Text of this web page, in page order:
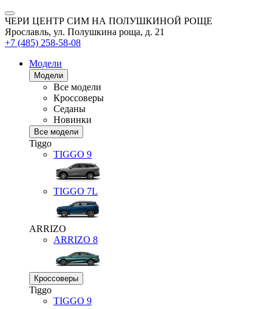
ЧЕРИ ЦЕНТР СИМ НА ПОЛУШКИНОЙ РОЩЕ
Ярославль, ул. Полушкина роща, д. 21
+7 (485) 258-58-08
Модели
Модели
Все модели
Кроссоверы
Седаны
Новинки
Все модели
Tiggo
TIGGO 9
TIGGO 7L
ARRIZO
ARRIZO 8
Кроссоверы
Tiggo
TIGGO 9